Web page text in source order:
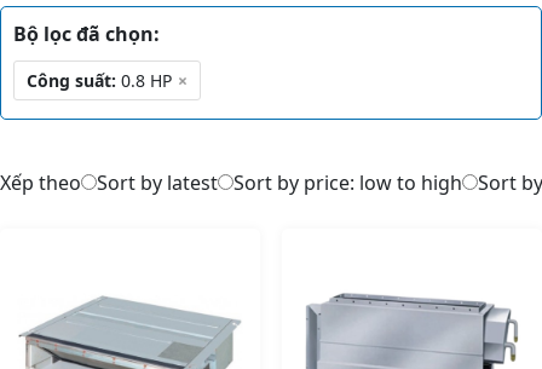
Bộ lọc đã chọn:
Công suất: 0.8 HP ×
Xếp theo Sort by latest Sort by price: low to high Sort